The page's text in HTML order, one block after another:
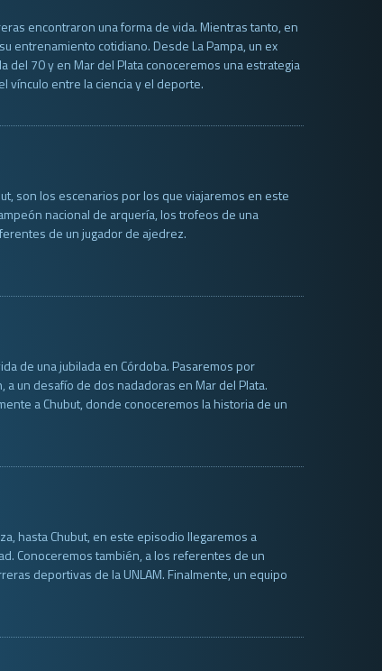
encontraron una forma de vida. Mientras tanto, en
entrenamiento cotidiano. Desde La Pampa, un ex
del 70 y en Mar del Plata conoceremos una estrategia
vínculo entre la ciencia y el deporte.
son los escenarios por los que viajaremos en este
nacional de arquería, los trofeos de una
de un jugador de ajedrez.
de una jubilada en Córdoba. Pasaremos por
un desafío de dos nadadoras en Mar del Plata.
a Chubut, donde conoceremos la historia de un
hasta Chubut, en este episodio llegaremos a
Conoceremos también, a los referentes de un
deportivas de la UNLAM. Finalmente, un equipo